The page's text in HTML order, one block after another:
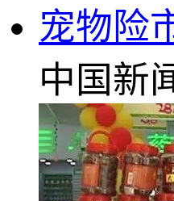
宠物险
中国新